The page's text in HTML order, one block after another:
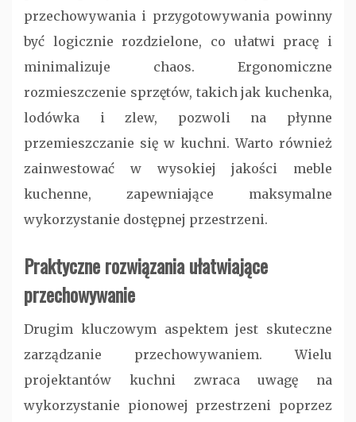
przechowywania i przygotowywania powinny
być logicznie rozdzielone, co ułatwi pracę i
minimalizuje chaos. Ergonomiczne
rozmieszczenie sprzętów, takich jak kuchenka,
lodówka i zlew, pozwoli na płynne
przemieszczanie się w kuchni. Warto również
zainwestować w wysokiej jakości meble
kuchenne, zapewniające maksymalne
wykorzystanie dostępnej przestrzeni.
Praktyczne rozwiązania ułatwiające
przechowywanie
Drugim kluczowym aspektem jest skuteczne
zarządzanie przechowywaniem. Wielu
projektantów kuchni zwraca uwagę na
wykorzystanie pionowej przestrzeni poprzez